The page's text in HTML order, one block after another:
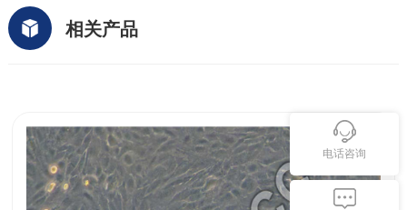
相关产品
电话咨询